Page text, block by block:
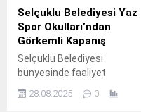
Selçuklu Belediyesi Yaz
Spor Okulları’ndan
Görkemli Kapanış
Selçuklu Belediyesi
bünyesinde faaliyet
görkemli bir kapanış
28.08.2025 0